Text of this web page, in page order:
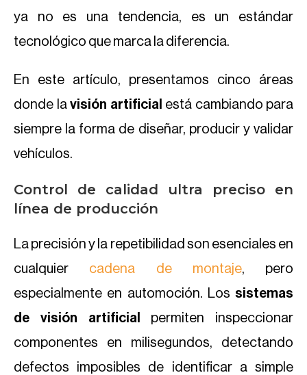
ya no es una tendencia, es un estándar
tecnológico que marca la diferencia.
En este artículo, presentamos cinco áreas
donde lavisión artificial está cambiando para
siempre la forma de diseñar, producir y validar
vehículos.
Control de calidad ultra preciso en
línea de producción
La precisión y la repetibilidad son esenciales en
cualquier cadena de montaje, pero
especialmente en automoción. Los sistemas
de visión artificial permiten inspeccionar
componentes en milisegundos, detectando
defectos imposibles de identificar a simple